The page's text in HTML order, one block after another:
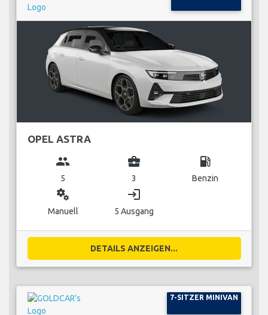
OPEL ASTRA
group
5
business_center
3
local_gas_station
Benzin
miscellaneous_services
Manuell
login
5 Ausgang
DETAILS ANZEIGEN...
7-SITZER MINIVAN